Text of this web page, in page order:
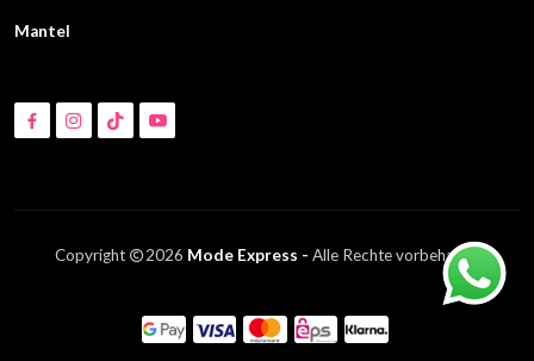
Mantel
Copyright 2026 Mode Express - Alle Rechte vorbehalten
Wir nutzen Cookies, um unsere Webseite zu optimieren. Stimmen Sie der
Nutzung zu?
Zustimmen